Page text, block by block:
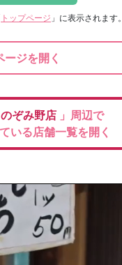
トップページ 」に表示されます。
ジを開く
のぞみ野店 」周辺で
いる店舗一覧を開く